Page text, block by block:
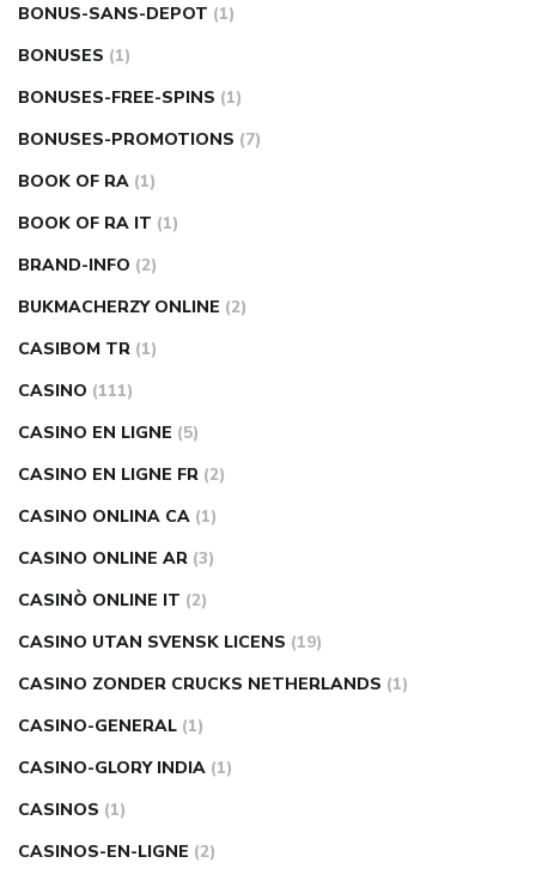
BONUS-SANS-DEPOT (1)
BONUSES (1)
BONUSES-FREE-SPINS (1)
BONUSES-PROMOTIONS (7)
BOOK OF RA (1)
BOOK OF RA IT (1)
BRAND-INFO (2)
BUKMACHERZY ONLINE (2)
CASIBOM TR (1)
CASINO (111)
CASINO EN LIGNE (5)
CASINO EN LIGNE FR (2)
CASINO ONLINA CA (1)
CASINO ONLINE AR (3)
CASINÒ ONLINE IT (2)
CASINO UTAN SVENSK LICENS (19)
CASINO ZONDER CRUCKS NETHERLANDS (1)
CASINO-GENERAL (1)
CASINO-GLORY INDIA (1)
CASINOS (1)
CASINOS-EN-LIGNE (2)